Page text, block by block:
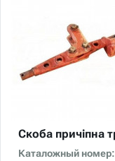
Скоба причіпна
Каталожный номер: